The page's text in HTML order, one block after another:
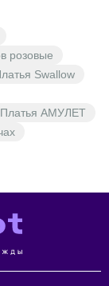
розовые
Swallow
Платья АМУЛЕТ